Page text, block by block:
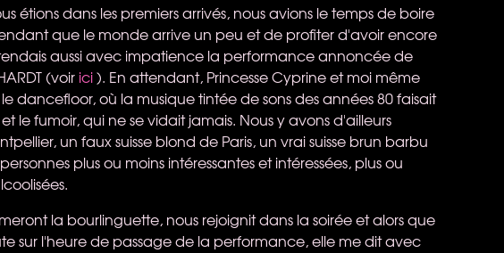
étions dans les premiers arrivés, nous avions le temps de boire
que le monde arrive un peu et de profiter d'avoir encore
aussi avec impatience la performance annoncée de
(voir ici). En attendant, Princesse Cyprine et moi même
dancefloor, où la musique tintée de sons des années 80 faisait
le fumoir, qui ne se vidait jamais. Nous y avons d'ailleurs
un faux suisse blond de Paris, un vrai suisse brun barbu
plus ou moins intéressantes et intéressées, plus ou
la bourlinguette, nous rejoignit dans la soirée et alors que
sur l'heure de passage de la performance, elle me dit avec